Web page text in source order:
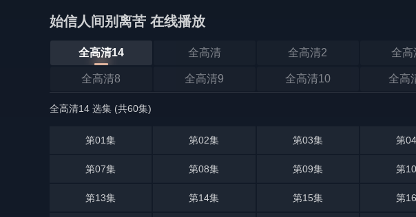
始信人间别离苦 在线播放
全高清14 全高清 全高清2 全高
全高清8 全高清9 全高清10 全高
全高清14 选集 (共60集)
第01集 第02集 第03集 第
第07集 第08集 第09集 第
第13集 第14集 第15集 第